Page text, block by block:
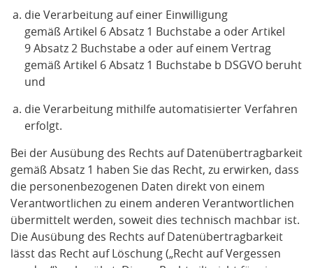
die Verarbeitung auf einer Einwilligung
gemäß Artikel 6 Absatz 1 Buchstabe a oder Artikel
9 Absatz 2 Buchstabe a oder auf einem Vertrag
gemäß Artikel 6 Absatz 1 Buchstabe b DSGVO beruht
und
die Verarbeitung mithilfe automatisierter Verfahren
erfolgt.
Bei der Ausübung des Rechts auf Datenübertragbarkeit
gemäß Absatz 1 haben Sie das Recht, zu erwirken, dass
die personenbezogenen Daten direkt von einem
Verantwortlichen zu einem anderen Verantwortlichen
übermittelt werden, soweit dies technisch machbar ist.
Die Ausübung des Rechts auf Datenübertragbarkeit
lässt das Recht auf Löschung („Recht auf Vergessen